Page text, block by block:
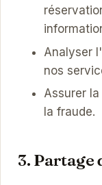
Analyser
nos
Assurer
la fraude.
3. Partage